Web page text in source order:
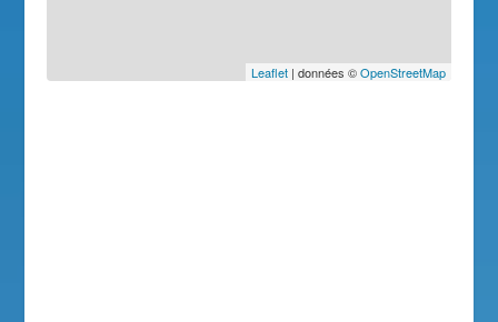
Leaflet| données ©OpenStreetMap